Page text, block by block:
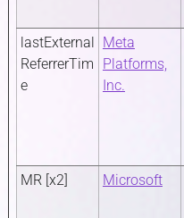
lastExternal
ReferrerTim
e
Meta
Platforms,
Inc.
MR [x2] Microsoft